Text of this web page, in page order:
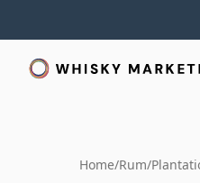
Home/Rum/